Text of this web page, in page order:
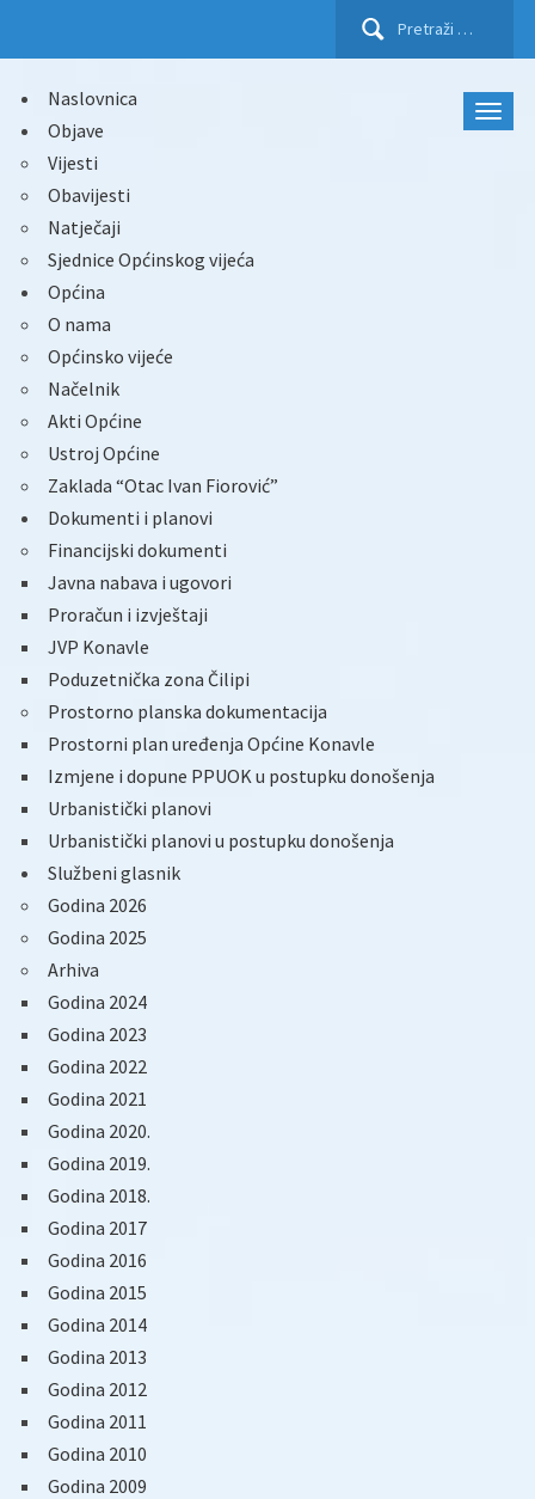
Pretraži:
Naslovnica
Objave
Vijesti
Obavijesti
Natječaji
Sjednice Općinskog vijeća
Općina
O nama
Općinsko vijeće
Načelnik
Akti Općine
Ustroj Općine
Zaklada “Otac Ivan Fiorović”
Dokumenti i planovi
Financijski dokumenti
Javna nabava i ugovori
Proračun i izvještaji
JVP Konavle
Poduzetnička zona Čilipi
Prostorno planska dokumentacija
Prostorni plan uređenja Općine Konavle
Izmjene i dopune PPUOK u postupku donošenja
Urbanistički planovi
Urbanistički planovi u postupku donošenja
Službeni glasnik
Godina 2026
Godina 2025
Arhiva
Godina 2024
Godina 2023
Godina 2022
Godina 2021
Godina 2020.
Godina 2019.
Godina 2018.
Godina 2017
Godina 2016
Godina 2015
Godina 2014
Godina 2013
Godina 2012
Godina 2011
Godina 2010
Godina 2009